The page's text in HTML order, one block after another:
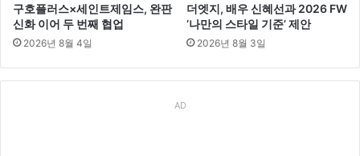
구호플러스×세인트제임스, 완판
신화 이어 두 번째 협업
2026년 8월 4일
더엣지, 배우 신혜선과 2026 FW
‘나만의 스타일 기준’ 제안
2026년 8월 3일
AD